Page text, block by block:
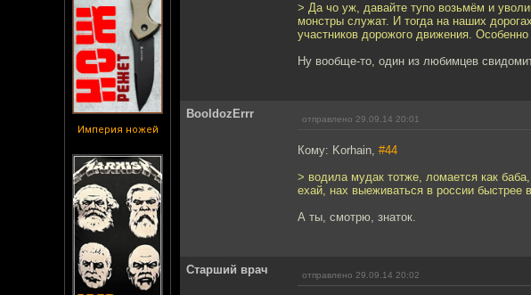
Империя ножей
> Да чо уж, давайте тупо возьмём и
монстры служат. И тогда на наших
участников дорожого движения.
Ну вообще-то, один из любимцев
BooldozErrr отправлено 29.09.14 20:01
Кому: Korhain, #44
> водила мудак тотже, ломается как
ехай, нах выеживаться в россии быстрее
А ты, смотрю, знаток.
Старший врач отправлено 29.09.14 20:02